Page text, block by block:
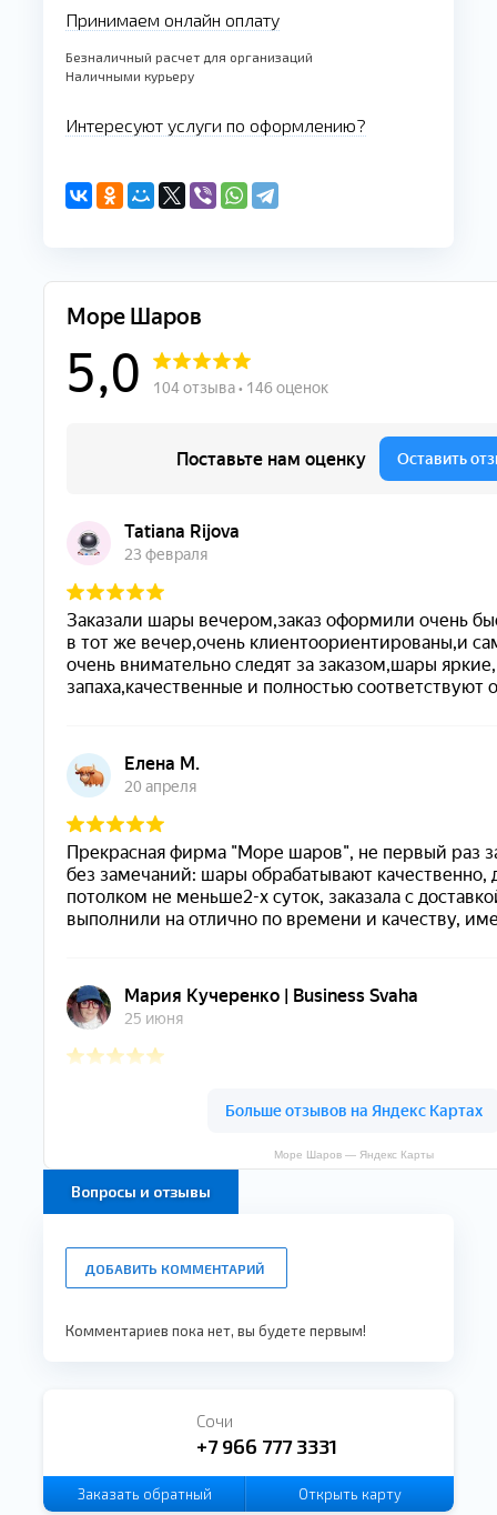
Принимаем онлайн оплату
Безналичный расчет для организаций
Наличными курьеру
Интересуют услуги по оформлению?
Море Шаров — Яндекс Карты
Вопросы и отзывы
ДОБАВИТЬ КОММЕНТАРИЙ
Комментариев пока нет, вы будете первым!
Сочи
+7 966 777 3331
Заказать обратный Открыть карту